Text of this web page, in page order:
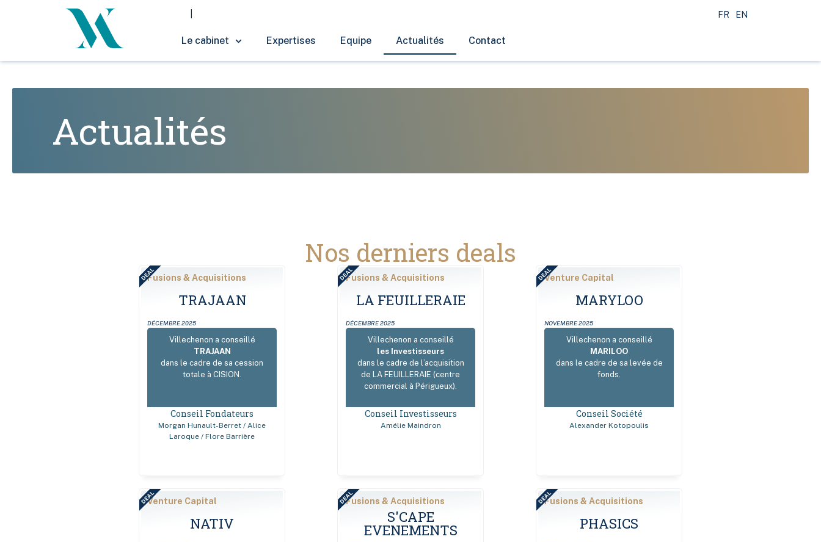
EN
FR
Le cabinet Expertises Equipe Actualités Contact
Actualités
Nos derniers deals
Fusions & Acquisitions
TRAJAAN
DÉCEMBRE 2025
Villechenon a conseillé
TRAJAAN
dans le cadre de sa cession
totale à CISION.
Conseil Fondateurs
Morgan Hunault-Berret / Alice
Laroque / Flore Barrière
DEAL Fusions & Acquisitions
LA FEUILLERAIE
DÉCEMBRE 2025
Villechenon a conseillé
les Investisseurs
dans le cadre de l’acquisition
de LA FEUILLERAIE (centre
commercial à Périgueux).
Conseil Investisseurs
Amélie Maindron
DEAL Venture Capital
MARYLOO
NOVEMBRE 2025
Villechenon a conseillé
MARILOO
dans le cadre de sa levée de
fonds.
Conseil Société
Alexander Kotopoulis
DEAL
Venture Capital
NATIV
DEAL Fusions & Acquisitions
S'CAPE
EVENEMENTS
DEAL Fusions & Acquisitions
PHASICS
DEAL